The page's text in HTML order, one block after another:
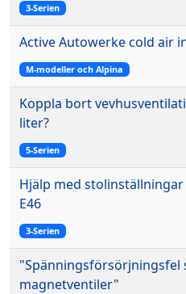
3-Serien
Active Autowerke cold air
M-modeller och Alpina
Koppla bort
liter?
5-Serien
Hjälp med
E46
3-Serien
"Spänningsförsörjningsfel
magnetventiler"